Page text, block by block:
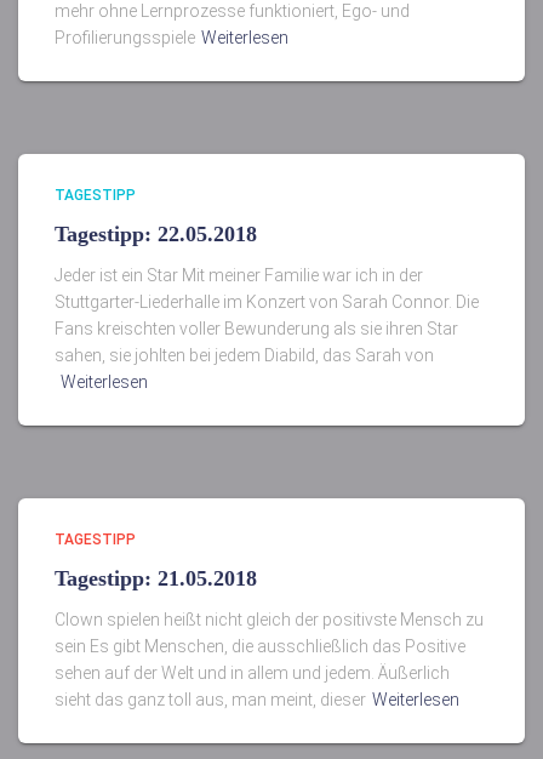
mehr ohne Lernprozesse funktioniert, Ego- und
Profilierungsspiele Weiterlesen
TAGESTIPP
Tagestipp: 22.05.2018
Jeder ist ein Star Mit meiner Familie war ich in der
Stuttgarter-Liederhalle im Konzert von Sarah Connor. Die
Fans kreischten voller Bewunderung als sie ihren Star
sahen, sie johlten bei jedem Diabild, das Sarah von
Weiterlesen
TAGESTIPP
Tagestipp: 21.05.2018
Clown spielen heißt nicht gleich der positivste Mensch zu
sein Es gibt Menschen, die ausschließlich das Positive
sehen auf der Welt und in allem und jedem. Äußerlich
sieht das ganz toll aus, man meint, dieser Weiterlesen